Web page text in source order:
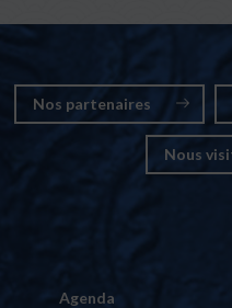
Nos partenaires
Nous
Agenda